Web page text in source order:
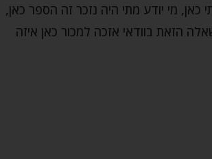
כאן, מי יודע מתי היה נזכר זה הספר כאן,
הזאת בוודאי אזכה למכור כאן איזה